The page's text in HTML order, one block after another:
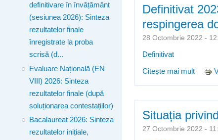
definitivare în învățământ
(sesiunea 2026): Sinteza
rezultatelor finale
înregistrate la proba
scrisă (d...
Evaluare Națională (EN
VIII) 2026: Sinteza
rezultatelor finale (după
soluționarea contestațiilor)
Bacalaureat 2026: Sinteza
rezultatelor inițiale,
Definitivat
respingerea
28 Octombrie 2022 -
Definitivat
Citește mai mult
Situația
27 Octombrie 2022 -